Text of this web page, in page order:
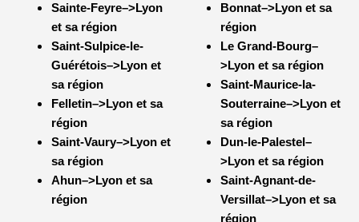
Sainte-Feyre–>Lyon
et sa région
Saint-Sulpice-le-
Guérétois–>Lyon et
sa région
Felletin–>Lyon et sa
région
Saint-Vaury–>Lyon et
sa région
Ahun–>Lyon et sa
région
Bonnat–>Lyon et sa
région
Le Grand-Bourg–
>Lyon et sa région
Saint-Maurice-la-
Souterraine–>Lyon et
sa région
Dun-le-Palestel–
>Lyon et sa région
Saint-Agnant-de-
Versillat–>Lyon et sa
région